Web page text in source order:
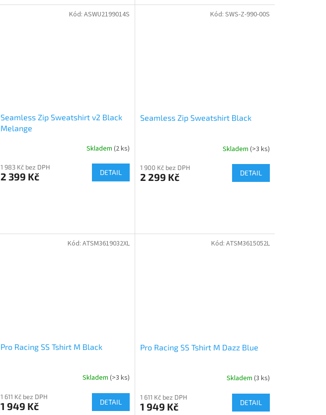
Seamless Zip Sweatshirt v2 Black
Melange
Skladem (2 ks)
1 983 Kč bez DPH
2 399 Kč DETAIL
Kód: ASWU2199014S
Seamless Zip Sweatshirt Black
Skladem (>3 ks)
1 900 Kč bez DPH
2 299 Kč DETAIL
Kód: SWS-Z-990-00S
Pro Racing SS Tshirt M Black
Skladem (>3 ks)
1 611 Kč bez DPH
1 949 Kč DETAIL
Kód: ATSM3619032XL
Pro Racing SS Tshirt M Dazz Blue
Skladem (3 ks)
1 611 Kč bez DPH
1 949 Kč DETAIL
Kód: ATSM3615052L